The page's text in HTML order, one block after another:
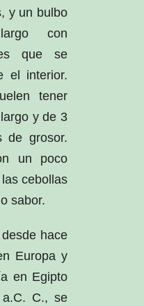
y un bulbo
con
que se
el interior.
tener
y de 3
de grosor.
un poco
cebollas
sabor.
hace
Europa y
en Egipto
C., se